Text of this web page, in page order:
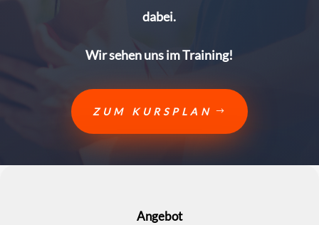
dabei.
Wir sehen uns im Training!
ZUM KURSPLAN
Angebot